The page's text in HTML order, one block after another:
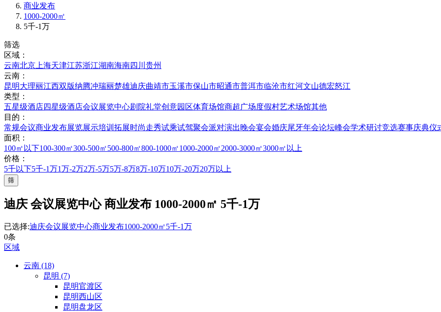
商业发布
1000-2000㎡
5千-1万
筛选
区域：
云南北京 上海天津江苏浙江湖南海南四川 贵州
云南：
昆明大理丽江西双版纳腾冲瑞丽楚雄迪庆曲靖市玉溪市保山市昭通市普洱市临沧市红河文山德宏怒江
类型：
五星级酒店四星级酒店会议展览中心剧院礼堂创意园区体育场馆商超广场度假村艺术场馆其他
目的：
常规会议商业发布展览展示培训拓展时尚走秀试乘试驾聚会派对演出晚会宴会婚庆尾牙年会论坛峰会学术研讨竞选赛事庆典仪
面积：
100㎡以下100-300㎡300-500㎡500-800㎡800-1000㎡1000-2000㎡2000-3000㎡3000㎡以上
价格：
5千以下5千-1万1万-2万2万-5万5万-8万8万-10万10万-20万20万以上
筛
迪庆 会议展览中心 商业发布 1000-2000㎡ 5千-1万
已选择:迪庆会议展览中心商业发布1000-2000㎡5千-1万
0条
区域
云南 (18)
昆明 (7)
昆明官渡区
昆明西山区
昆明盘龙区